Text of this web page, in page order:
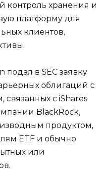
контроль хранения и
платформу для
клиентов,
в SEC заявку
облигаций с
связанных с iShares
BlackRock,
продуктом,
ETF и обычно
или